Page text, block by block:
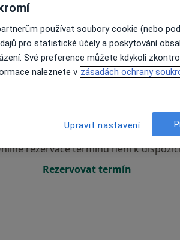
online konzultace.
rezervace termínu není k
Rezervovat termín
používat soubory cookie (nebo
pro statistické účely a poskytování
Své preference můžete kdykoli
naleznete v zásadách ochrany
Upravit nastavení